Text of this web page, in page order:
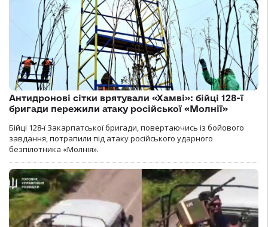
Антидронові сітки врятували «Хамві»: бійці 128-ї
бригади пережили атаку російської «Молнії»
Бійці 128-ї Закарпатської бригади, повертаючись із бойового
завдання, потрапили під атаку російського ударного
безпілотника «Молнія».